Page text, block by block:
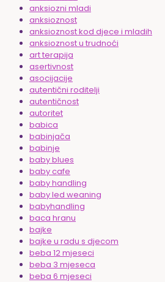
anksiozni mladi
anksioznost
anksioznost kod djece i mladih
anksioznost u trudnoći
art terapija
asertivnost
asocijacije
autentični roditelji
autentičnost
autoritet
babica
babinjača
babinje
baby blues
baby cafe
baby handling
baby led weaning
babyhandling
baca hranu
bajke
bajke u radu s djecom
beba 12 mjeseci
beba 3 mjeseca
beba 6 mjeseci